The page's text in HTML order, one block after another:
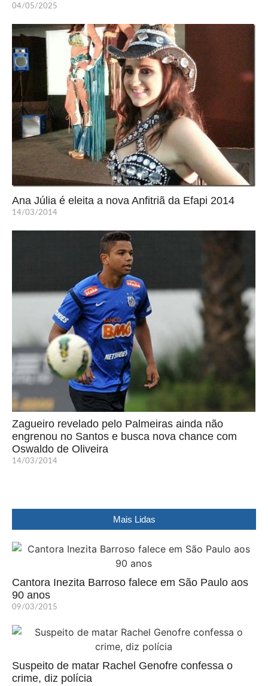
04/05/2025
Ana Júlia é eleita a nova Anfitriã da Efapi 2014
14/03/2014
Zagueiro revelado pelo Palmeiras ainda não
engrenou no Santos e busca nova chance com
Oswaldo de Oliveira
14/03/2014
Mais Lidas
Cantora Inezita Barroso falece em São Paulo aos
90 anos
09/03/2015
Suspeito de matar Rachel Genofre confessa o
crime, diz polícia